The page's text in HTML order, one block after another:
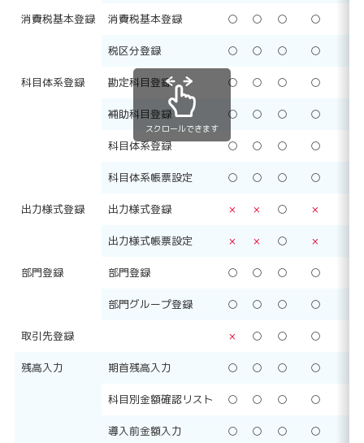
消費税基本登録 消費税基本登録 ○ ○ ○ ○
税区分登録 ○ ○ ○ ○
科目体系登録 勘定科目登録 ○ ○ ○ ○
補助科目登録 ○ ○ ○ ○
科目体系登録 ○ ○ ○ ○
科目体系帳票設定 ○ ○ ○ ○
出力様式登録 出力様式登録 × × ○ ×
出力様式帳票設定 × × ○ ×
部門登録 部門登録 ○ ○ ○ ○
部門グループ登録 ○ ○ ○ ○
取引先登録 × ○ ○ ○
残高入力 期首残高入力 ○ ○ ○ ○
科目別金額確認リスト ○ ○ ○ ○
導入前金額入力 ○ ○ ○ ○
スクロールできます